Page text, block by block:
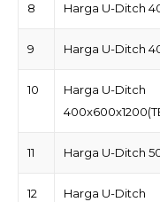
8 Harga U-Ditch
9 Harga U-Ditch
10
Harga U-Ditch
11 Harga U-Ditch
12
Harga U-Ditch